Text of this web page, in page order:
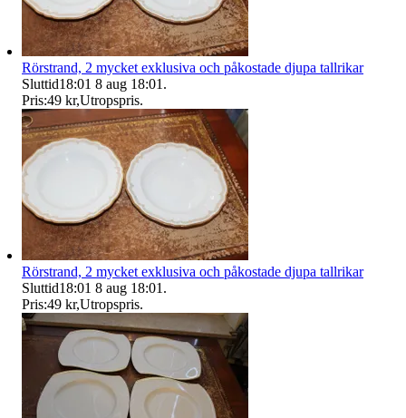
Rörstrand, 2 mycket exklusiva och påkostade djupa tallrikar
Sluttid18:01 8 aug 18:01 .
Pris:49 kr,Utropspris.
Rörstrand, 2 mycket exklusiva och påkostade djupa tallrikar
Sluttid18:01 8 aug 18:01 .
Pris:49 kr,Utropspris.